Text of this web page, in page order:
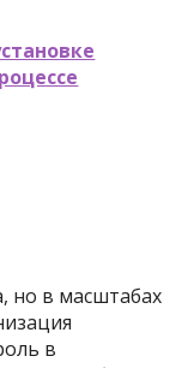
но в масштабах
в